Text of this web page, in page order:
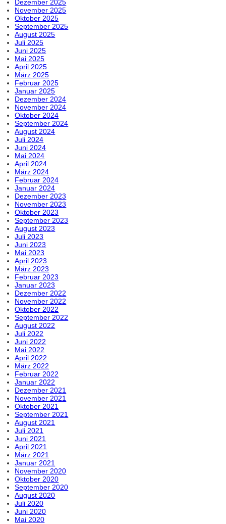
Dezember 2025
November 2025
Oktober 2025
September 2025
August 2025
Juli 2025
Juni 2025
Mai 2025
April 2025
März 2025
Februar 2025
Januar 2025
Dezember 2024
November 2024
Oktober 2024
September 2024
August 2024
Juli 2024
Juni 2024
Mai 2024
April 2024
März 2024
Februar 2024
Januar 2024
Dezember 2023
November 2023
Oktober 2023
September 2023
August 2023
Juli 2023
Juni 2023
Mai 2023
April 2023
März 2023
Februar 2023
Januar 2023
Dezember 2022
November 2022
Oktober 2022
September 2022
August 2022
Juli 2022
Juni 2022
Mai 2022
April 2022
März 2022
Februar 2022
Januar 2022
Dezember 2021
November 2021
Oktober 2021
September 2021
August 2021
Juli 2021
Juni 2021
April 2021
März 2021
Januar 2021
November 2020
Oktober 2020
September 2020
August 2020
Juli 2020
Juni 2020
Mai 2020